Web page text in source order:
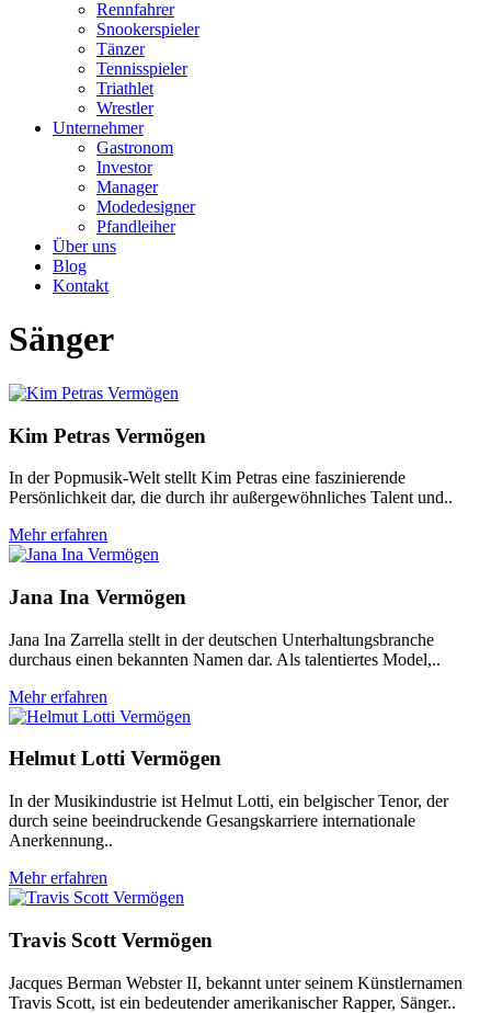
Rennfahrer
Snookerspieler
Tänzer
Tennisspieler
Triathlet
Wrestler
Unternehmer
Gastronom
Investor
Manager
Modedesigner
Pfandleiher
Über uns
Blog
Kontakt
Sänger
Kim Petras Vermögen
In der Popmusik-Welt stellt Kim Petras eine faszinierende
Persönlichkeit dar, die durch ihr außergewöhnliches Talent und..
Mehr erfahren
Jana Ina Vermögen
Jana Ina Zarrella stellt in der deutschen Unterhaltungsbranche
durchaus einen bekannten Namen dar. Als talentiertes Model,..
Mehr erfahren
Helmut Lotti Vermögen
In der Musikindustrie ist Helmut Lotti, ein belgischer Tenor, der
durch seine beeindruckende Gesangskarriere internationale
Anerkennung..
Mehr erfahren
Travis Scott Vermögen
Jacques Berman Webster II, bekannt unter seinem Künstlernamen
Travis Scott, ist ein bedeutender amerikanischer Rapper, Sänger..